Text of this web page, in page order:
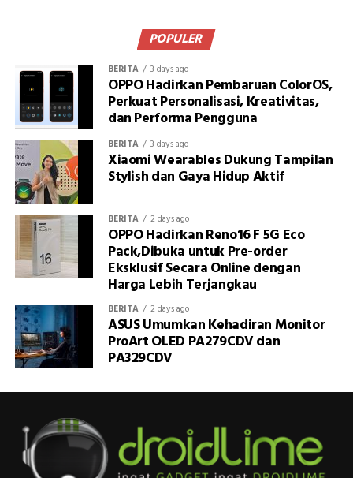
POPULER
BERITA 3 days ago
OPPO Hadirkan Pembaruan ColorOS,
Perkuat Personalisasi, Kreativitas,
dan Performa Pengguna
BERITA 3 days ago
Xiaomi Wearables Dukung Tampilan
Stylish dan Gaya Hidup Aktif
BERITA 2 days ago
OPPO Hadirkan Reno16 F 5G Eco
Pack,Dibuka untuk Pre-order
Eksklusif Secara Online dengan
Harga Lebih Terjangkau
BERITA 2 days ago
ASUS Umumkan Kehadiran Monitor
ProArt OLED PA279CDV dan
PA329CDV